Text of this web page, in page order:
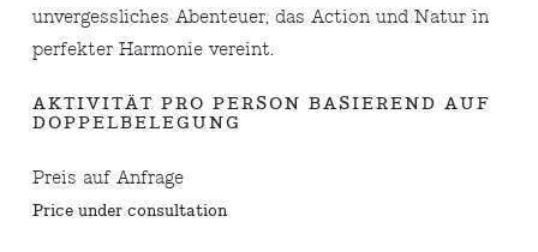
unvergessliches Abenteuer, das Action und Natur in
perfekter Harmonie vereint.
AKTIVITÄT PRO PERSON BASIEREND AUF
DOPPELBELEGUNG
Preis auf Anfrage
Price under consultation